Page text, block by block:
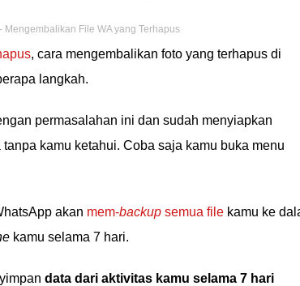
Mengembalikan File WA yang Terhapus
, cara mengembalikan foto yang terhapus di
langkah.
permasalahan ini dan sudah menyiapkan
kamu ketahui. Coba saja kamu buka menu
akan mem-backup semua file kamu ke
kamu selama 7 hari.
data dari aktivitas kamu selama 7 hari